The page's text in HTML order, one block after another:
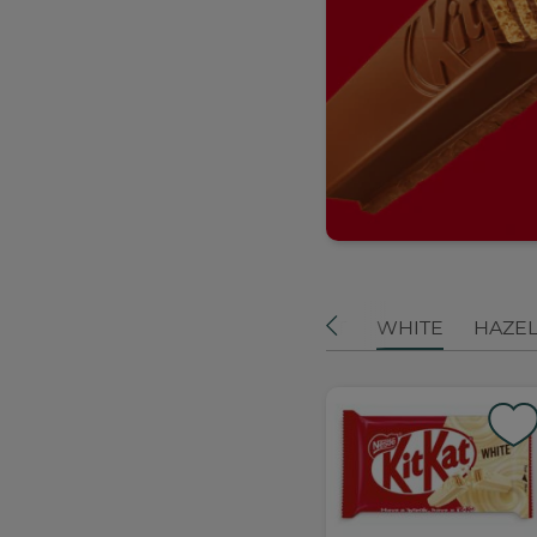
SPLITPOT WHITE